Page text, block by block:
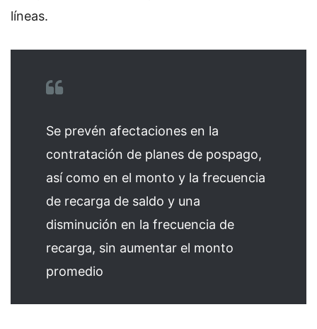
líneas.
Se prevén afectaciones en la
contratación de planes de pospago,
así como en el monto y la frecuencia
de recarga de saldo y una
disminución en la frecuencia de
recarga, sin aumentar el monto
promedio